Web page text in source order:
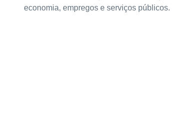
economia, empregos e serviços públicos.